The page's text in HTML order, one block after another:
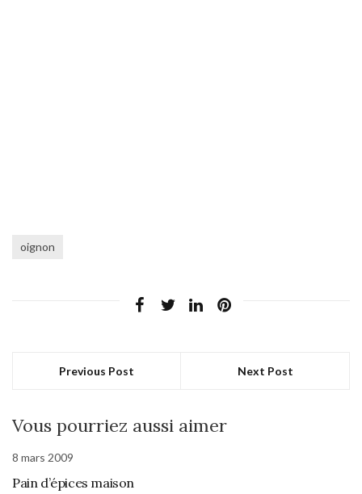
oignon
Previous Post Next Post
Vous pourriez aussi aimer
8 mars 2009
Pain d’épices maison